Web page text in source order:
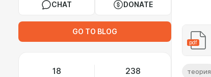
CHAT DONATE
GO TO BLOG
18 238
pdf
теория